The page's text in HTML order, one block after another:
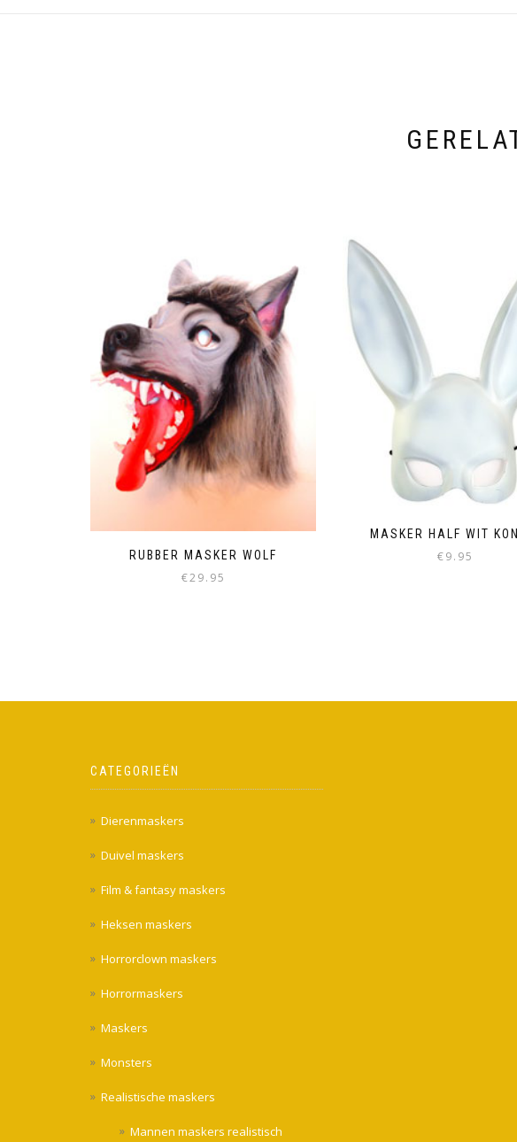
RUBBER MASKER WOLF
€29.95
MASKER HALF WIT
€9.95
CATEGORIEËN
Dierenmaskers
Duivel maskers
Film & fantasy maskers
Heksen maskers
Horrorclown maskers
Horrormaskers
Maskers
Monsters
Realistische maskers
Mannen maskers realistisch